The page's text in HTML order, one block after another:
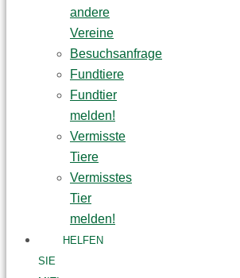
andere
Vereine
Besuchsanfrage
Fundtiere
Fundtier
melden!
Vermisste
Tiere
Vermisstes
Tier
melden!
HELFEN
SIE